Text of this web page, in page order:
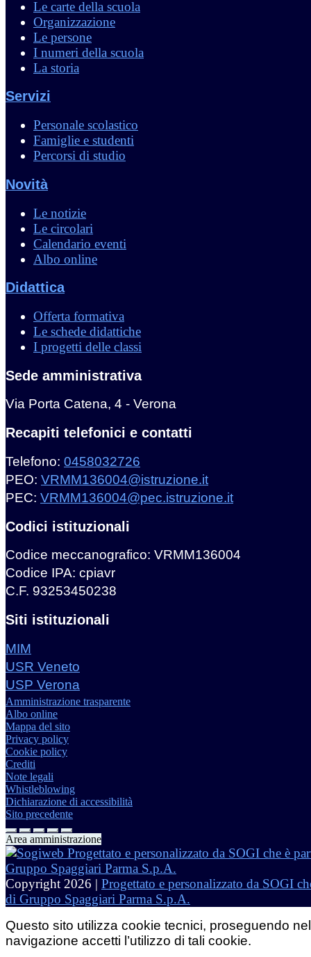
Le carte della scuola
Organizzazione
Le persone
I numeri della scuola
La storia
Servizi
Personale scolastico
Famiglie e studenti
Percorsi di studio
Novità
Le notizie
Le circolari
Calendario eventi
Albo online
Didattica
Offerta formativa
Le schede didattiche
I progetti delle classi
Sede amministrativa
Via Porta Catena, 4 - Verona
Recapiti telefonici e contatti
Telefono: 0458032726
PEO: VRMM136004@istruzione.it
PEC: VRMM136004@pec.istruzione.it
Codici istituzionali
Codice meccanografico: VRMM136004
Codice IPA: cpiavr
C.F. 93253450238
Siti istituzionali
MIM
USR Veneto
USP Verona
Amministrazione trasparente
Albo online
Mappa del sito
Privacy policy
Cookie policy
Crediti
Note legali
Whistleblowing
Dichiarazione di accessibilità
Sito precedente
Area amministrazione
Copyright 2026 | Progettato e personalizzato da SOGI
di Gruppo Spaggiari Parma S.p.A.
Questo sito utilizza cookie tecnici, proseguendo
navigazione accetti l’utilizzo di tali cookie.